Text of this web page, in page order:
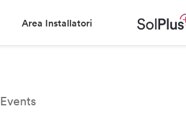
Area Installatori
Events